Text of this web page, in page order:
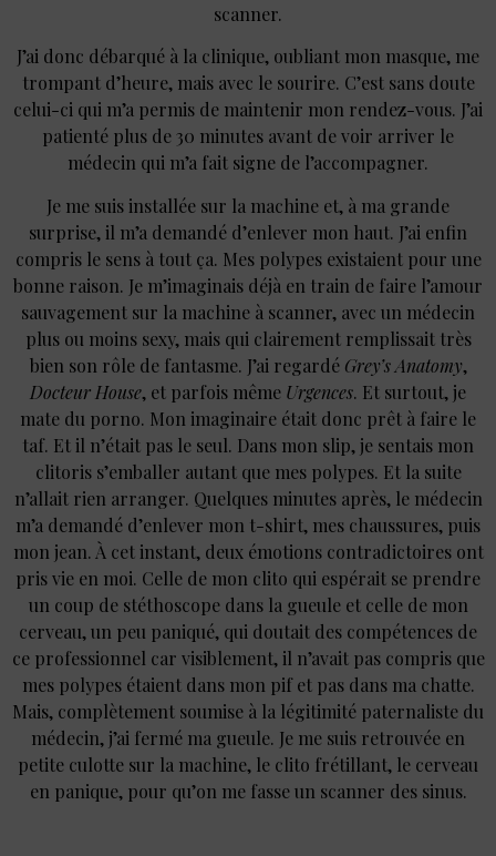
scanner.
J’ai donc débarqué à la clinique, oubliant mon masque, me
trompant d’heure, mais avec le sourire. C’est sans doute
celui-ci qui m’a permis de maintenir mon rendez-vous. J’ai
patienté plus de 30 minutes avant de voir arriver le
médecin qui m’a fait signe de l’accompagner.
Je me suis installée sur la machine et, à ma grande
surprise, il m’a demandé d’enlever mon haut. J’ai enfin
compris le sens à tout ça. Mes polypes existaient pour une
bonne raison. Je m’imaginais déjà en train de faire l’amour
sauvagement sur la machine à scanner, avec un médecin
plus ou moins sexy, mais qui clairement remplissait très
bien son rôle de fantasme. J’ai regardé Grey’s Anatomy,
Docteur House, et parfois même Urgences. Et surtout, je
mate du porno. Mon imaginaire était donc prêt à faire le
taf. Et il n’était pas le seul. Dans mon slip, je sentais mon
clitoris s’emballer autant que mes polypes. Et la suite
n’allait rien arranger. Quelques minutes après, le médecin
m’a demandé d’enlever mon t-shirt, mes chaussures, puis
mon jean. À cet instant, deux émotions contradictoires ont
pris vie en moi. Celle de mon clito qui espérait se prendre
un coup de stéthoscope dans la gueule et celle de mon
cerveau, un peu paniqué, qui doutait des compétences de
ce professionnel car visiblement, il n’avait pas compris que
mes polypes étaient dans mon pif et pas dans ma chatte.
Mais, complètement soumise à la légitimité paternaliste du
médecin, j’ai fermé ma gueule. Je me suis retrouvée en
petite culotte sur la machine, le clito frétillant, le cerveau
en panique, pour qu’on me fasse un scanner des sinus.